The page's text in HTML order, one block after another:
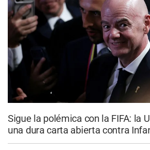
Sigue la polémica con la FIFA: la
una dura carta abierta contra